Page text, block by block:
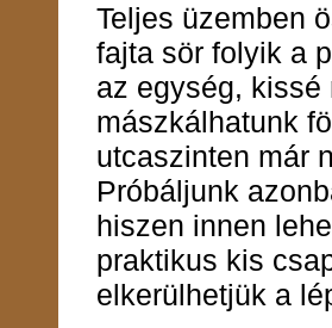
Teljes üzemben
fajta sör folyik a
az egység, kissé
mászkálhatunk
utcaszinten már
Próbáljunk
hiszen innen
praktikus kis
elkerülhetjük a